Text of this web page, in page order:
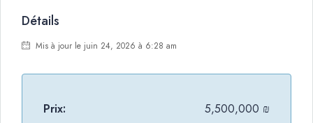
Détails
Mis à jour le juin 24, 2026 à 6:28 am
Prix:
5,500,000 ₪